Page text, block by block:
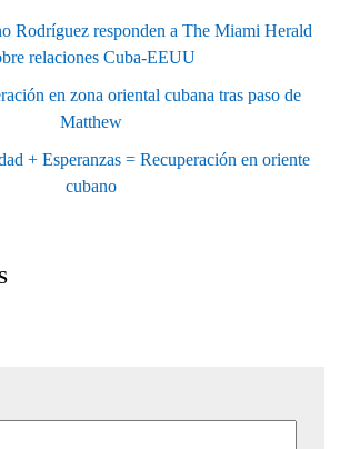
Rodríguez responden a The Miami Herald
relaciones Cuba-EEUU
en zona oriental cubana tras paso de
Matthew
+ Esperanzas = Recuperación en oriente
cubano